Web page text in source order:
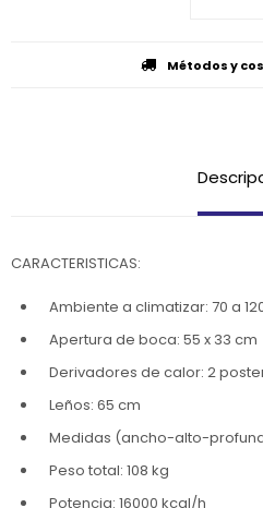
Métodos y
CARACTERISTICAS:
Ambiente a climatizar: 70 a
Apertura de boca: 55 x 33 cm
Derivadores de calor: 2
Leños: 65 cm
Medidas (ancho-alto-
Peso total: 108 kg
Potencia: 16000 kcal/h